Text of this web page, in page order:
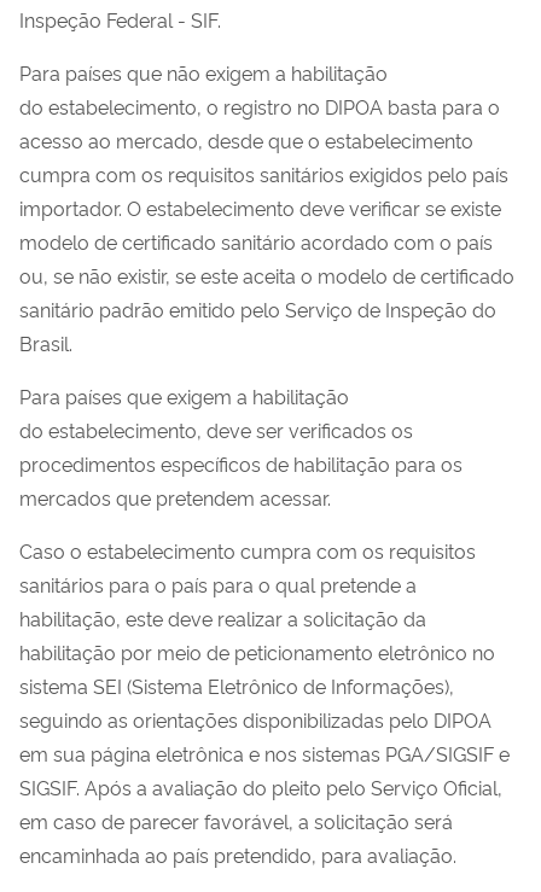
Inspeção Federal - SIF.
Para países que não exigem a habilitação
do estabelecimento, o registro no DIPOA basta para o
acesso ao mercado, desde que o estabelecimento
cumpra com os requisitos sanitários exigidos pelo país
importador. O estabelecimento deve verificar se existe
modelo de certificado sanitário acordado com o país
ou, se não existir, se este aceita o modelo de certificado
sanitário padrão emitido pelo Serviço de Inspeção do
Brasil.
Para países que exigem a habilitação
do estabelecimento, deve ser verificados os
procedimentos específicos de habilitação para os
mercados que pretendem acessar.
Caso o estabelecimento cumpra com os requisitos
sanitários para o país para o qual pretende a
habilitação, este deve realizar a solicitação da
habilitação por meio de peticionamento eletrônico no
sistema SEI (Sistema Eletrônico de Informações),
seguindo as orientações disponibilizadas pelo DIPOA
em sua página eletrônica e nos sistemas PGA/SIGSIF e
SIGSIF. Após a avaliação do pleito pelo Serviço Oficial,
em caso de parecer favorável, a solicitação será
encaminhada ao país pretendido, para avaliação.